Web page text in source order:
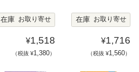
在庫 お取り寄せ
¥1,518
（税抜 ¥1,380）
在庫 お取り寄せ
¥1,716
（税抜 ¥1,560）